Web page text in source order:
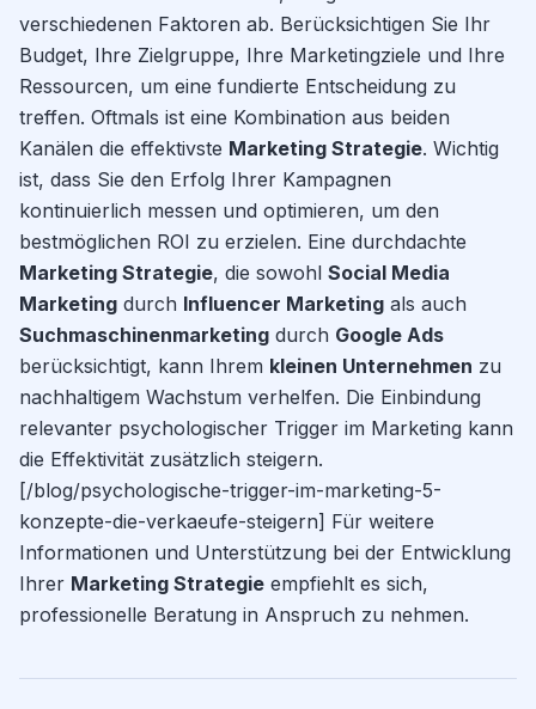
verschiedenen Faktoren ab. Berücksichtigen Sie Ihr
Budget, Ihre Zielgruppe, Ihre Marketingziele und Ihre
Ressourcen, um eine fundierte Entscheidung zu
treffen. Oftmals ist eine Kombination aus beiden
Kanälen die effektivste Marketing Strategie. Wichtig
ist, dass Sie den Erfolg Ihrer Kampagnen
kontinuierlich messen und optimieren, um den
bestmöglichen ROI zu erzielen. Eine durchdachte
Marketing Strategie, die sowohl Social Media
Marketing durch Influencer Marketing als auch
Suchmaschinenmarketing durch Google Ads
berücksichtigt, kann Ihrem kleinen Unternehmen zu
nachhaltigem Wachstum verhelfen. Die Einbindung
relevanter psychologischer Trigger im Marketing kann
die Effektivität zusätzlich steigern.
[/blog/psychologische-trigger-im-marketing-5-
konzepte-die-verkaeufe-steigern] Für weitere
Informationen und Unterstützung bei der Entwicklung
Ihrer Marketing Strategie empfiehlt es sich,
professionelle Beratung in Anspruch zu nehmen.